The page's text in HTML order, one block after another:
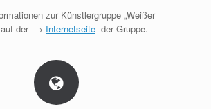
zur Künstlergruppe „Weißer
auf der → Internetseite der Gruppe.